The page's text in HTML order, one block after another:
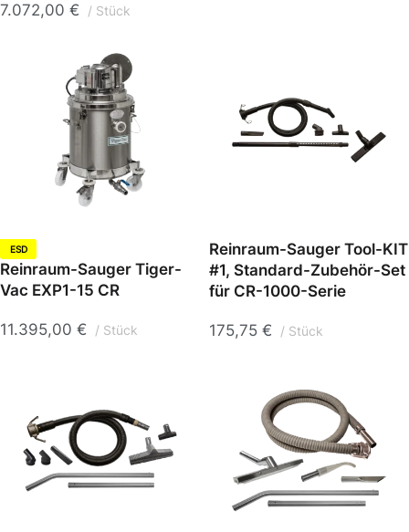
7.072,00 € Stück
ESD
Reinraum-Sauger Tiger-
Vac EXP1-15 CR
11.395,00 € Stück
Reinraum-Sauger Tool-KIT
#1, Standard-Zubehör-Set
für CR-1000-Serie
175,75 € Stück